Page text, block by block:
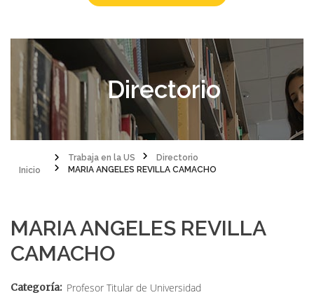
Directorio
Sobrescribir
de
ayuda
a
Trabaja en la US
Directorio
MARIA ANGELES REVILLA CAMACHO
MARIA ANGELES REVILLA
CAMACHO
Categoría Profesor Titular de Universidad